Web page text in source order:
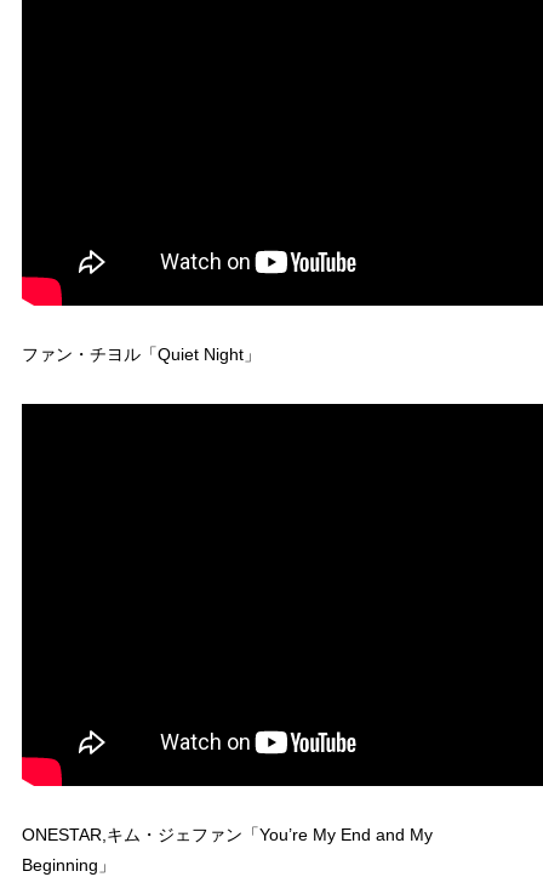
ファン・チヨル「Quiet Night」
ONESTAR,キム・ジェファン「You’re My End and My
Beginning」